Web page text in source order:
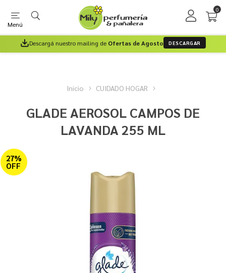
Menú
0
Descargá nuestro mailing de Ofertas de Agosto DESCARGAR
Inicio CUIDADO HOGAR
GLADE AEROSOL CAMPOS DE
LAVANDA 255 ML
27%
OFF